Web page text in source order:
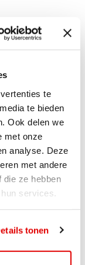
te
te bieden
Ook delen we
met onze
analyse. Deze
met andere
die ze hebben
services.
tonen
landelijke uitrol